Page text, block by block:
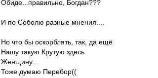
Обиде...правильно, Богдан???
И по Соболю разные мнения....
Но что бы оскорблять, так, да ещё
Нашу такую Крутую здесь
Женщину...
Тоже думаю Перебор((